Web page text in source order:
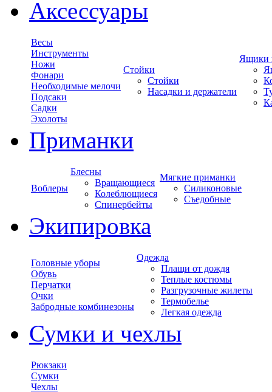
Аксессуары
Весы
Инструменты
Ножи
Фонари
Необходимые мелочи
Подсаки
Садки
Эхолоты
Стойки
Стойки
Насадки и держатели
Ящики
Приманки
Воблеры
Блесны
Вращающиеся
Колеблющиеся
Спинербейты
Мягкие приманки
Силиконовые
Съедобные
Экипировка
Головные уборы
Обувь
Перчатки
Очки
Забродные комбинезоны
Одежда
Плащи от дождя
Теплые костюмы
Разгрузочные жилеты
Термобелье
Легкая одежда
Сумки и чехлы
Рюкзаки
Сумки
Чехлы